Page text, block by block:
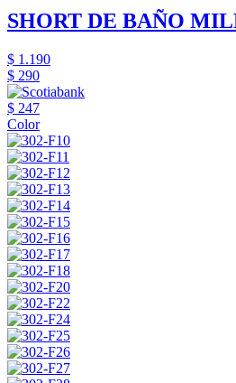
SHORT DE BAÑO
$ 1.190
$ 290
$ 247
Color